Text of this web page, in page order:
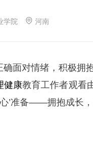
学院 河南
确面对情绪，积极拥
健康教育工作者观看
心’准备——拥抱成长